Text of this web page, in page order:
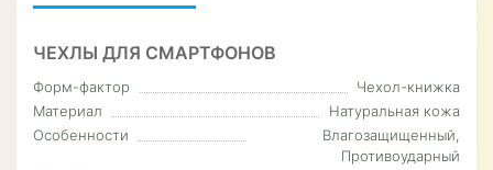
ЧЕХЛЫ ДЛЯ СМАРТФОНОВ
Форм-фактор
Чехол-книжка
Материал
Натуральная кожа
Особенности
Влагозащищенный,
Противоударный